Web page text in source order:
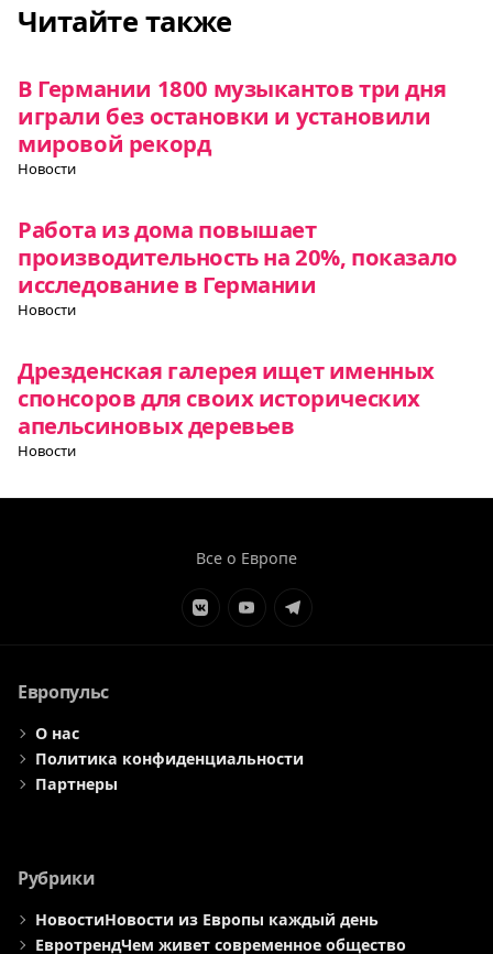
Читайте также
В Германии 1800 музыкантов три дня
играли без остановки и установили
мировой рекорд
Новости
Работа из дома повышает
производительность на 20%, показало
исследование в Германии
Новости
Дрезденская галерея ищет именных
спонсоров для своих исторических
апельсиновых деревьев
Новости
Все о Европе
ЭлементЭлементЭлемент
Европульс
О нас
Политика конфиденциальности
Партнеры
Рубрики
НовостиНовости из Европы каждый день
ЕвротрендЧем живет современное общество